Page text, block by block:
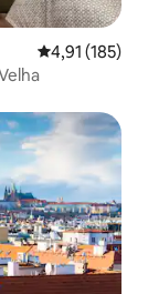
Classificação
4,91 (185)